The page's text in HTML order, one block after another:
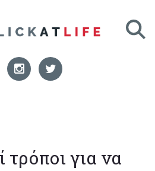
τρόποι για να